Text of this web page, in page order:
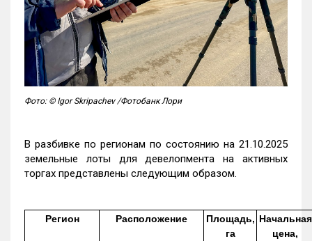
Фото: © Igor Skripachev /Фотобанк Лори
В разбивке по регионам по состоянию на 21.10.2025
земельные лоты для девелопмента на активных
торгах представлены следующим образом.
Регион Расположение
Площадь,
га
Начальная
цена,